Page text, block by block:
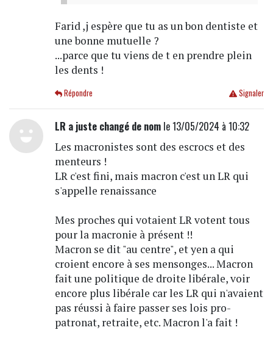
Farid ,j espère que tu as un bon dentiste et
une bonne mutuelle ?
...parce que tu viens de t en prendre plein
les dents !
Signaler
Répondre
LR a juste changé de nomle 13/05/2024 à 10:32
Les macronistes sont des escrocs et des
menteurs !
LR c'est fini, mais macron c'est un LR qui
s'appelle renaissance
Mes proches qui votaient LR votent tous
pour la macronie à présent !!
Macron se dit "au centre", et yen a qui
croient encore à ses mensonges... Macron
fait une politique de droite libérale, voir
encore plus libérale car les LR qui n'avaient
pas réussi à faire passer ses lois pro-
patronat, retraite, etc. Macron l'a fait !